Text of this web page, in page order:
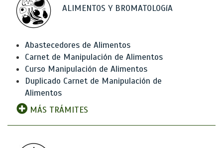
ALIMENTOS Y BROMATOLOGíA
Abastecedores de Alimentos
Carnet de Manipulación de Alimentos
Curso Manipulación de Alimentos
Duplicado Carnet de Manipulación de
Alimentos
MÁS TRÁMITES